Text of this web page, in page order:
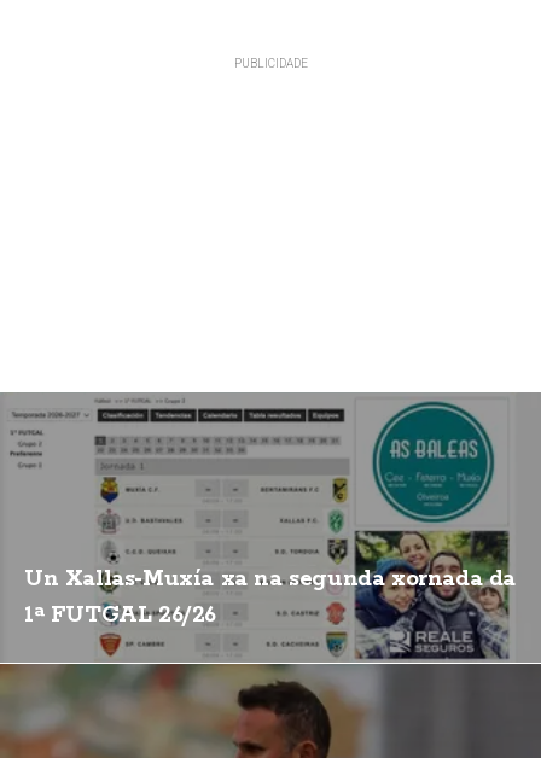
Un Xallas-Muxía xa na segunda xornada da
1ª FUTGAL 26/26